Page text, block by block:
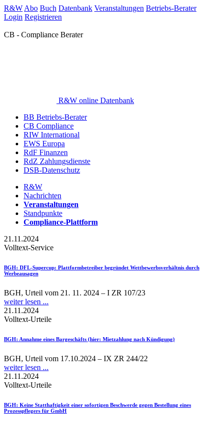
R&W Abo Buch Datenbank Veranstaltungen Betriebs-Berater
Login Registrieren
CB - Compliance Berater
R&W online Datenbank
BB Betriebs-Berater
CB Compliance
RIW International
EWS Europa
RdF Finanzen
RdZ Zahlungsdienste
DSB-Datenschutz
R&W
Nachrichten
Veranstaltungen
Standpunkte
Compliance-Plattform
21.11.2024
Volltext-Service
BGH: DFL-Supercup: Plattformbetreiber begründet Wettbewerbsverhältnis durch
Werbeausagen
BGH, Urteil vom 21. 11. 2024 – I ZR 107/23
weiter lesen ...
21.11.2024
Volltext-Urteile
BGH: Annahme eines Bargeschäfts (hier: Mietzahlung nach Kündigung)
BGH, Urteil vom 17.10.2024 – IX ZR 244/22
weiter lesen ...
21.11.2024
Volltext-Urteile
BGH: Keine Statthaftigkeit einer sofortigen Beschwerde gegen Bestellung eines
Prozesspflegers für GmbH